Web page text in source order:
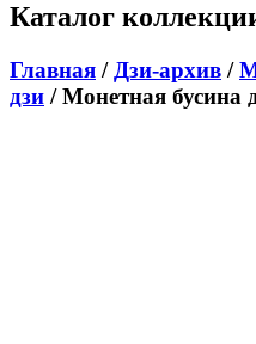
Каталог
Главная / Дзи-архив /
дзи / Монетная бусина